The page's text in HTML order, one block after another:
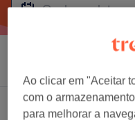
2 centros que oferecem:
penteados cabelo casamento
Ao clicar em "Aceitar
com o
para melhorar a